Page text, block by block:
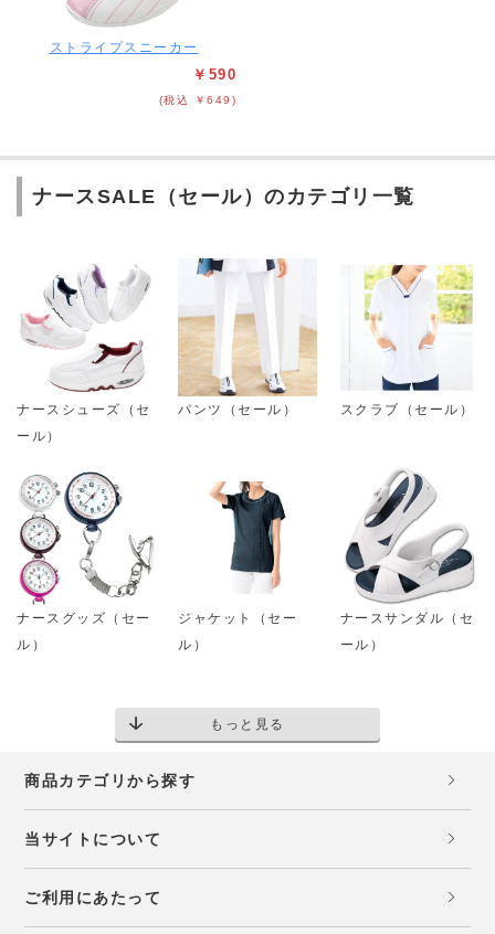
ストライプスニーカー
￥590
(税込 ￥649)
ナースSALE（セール）のカテゴリ一覧
ナースシューズ（セ
ール）
パンツ（セール） スクラブ（セール）
ナースグッズ（セー
ル）
ジャケット（セー
ル）
ナースサンダル（セ
ール）
もっと見る
商品カテゴリから探す
当サイトについて
ご利用にあたって